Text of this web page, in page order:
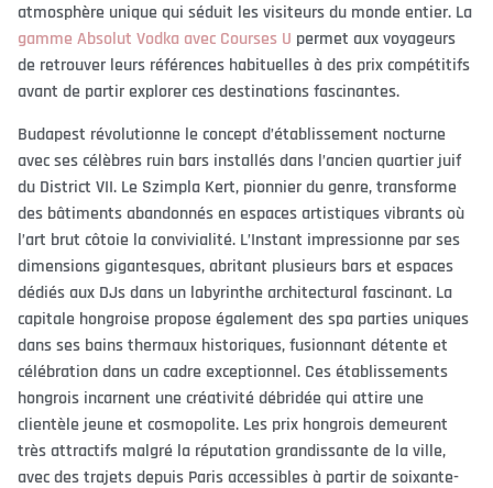
atmosphère unique qui séduit les visiteurs du monde entier. La
gamme Absolut Vodka avec Courses U permet aux voyageurs
de retrouver leurs références habituelles à des prix compétitifs
avant de partir explorer ces destinations fascinantes.
Budapest révolutionne le concept d’établissement nocturne
avec ses célèbres ruin bars installés dans l’ancien quartier juif
du District VII. Le Szimpla Kert, pionnier du genre, transforme
des bâtiments abandonnés en espaces artistiques vibrants où
l’art brut côtoie la convivialité. L’Instant impressionne par ses
dimensions gigantesques, abritant plusieurs bars et espaces
dédiés aux DJs dans un labyrinthe architectural fascinant. La
capitale hongroise propose également des spa parties uniques
dans ses bains thermaux historiques, fusionnant détente et
célébration dans un cadre exceptionnel. Ces établissements
hongrois incarnent une créativité débridée qui attire une
clientèle jeune et cosmopolite. Les prix hongrois demeurent
très attractifs malgré la réputation grandissante de la ville,
avec des trajets depuis Paris accessibles à partir de soixante-